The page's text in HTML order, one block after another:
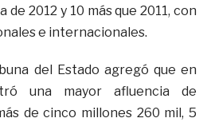
2012 y 10 más que 2011, con
e internacionales.
del Estado agregó que en
una mayor afluencia de
de cinco millones 260 mil, 5